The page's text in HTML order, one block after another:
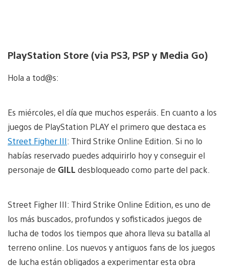
PlayStation Store (via PS3, PSP y Media Go)
Hola a tod@s:
Es miércoles, el día que muchos esperáis. En cuanto a los
juegos de PlayStation PLAY el primero que destaca es
Street Figher III: Third Strike Online Edition. Si no lo
habías reservado puedes adquirirlo hoy y conseguir el
personaje de GILL desbloqueado como parte del pack.
Street Figher III: Third Strike Online Edition, es uno de
los más buscados, profundos y sofisticados juegos de
lucha de todos los tiempos que ahora lleva su batalla al
terreno online. Los nuevos y antiguos fans de los juegos
de lucha están obligados a experimentar esta obra